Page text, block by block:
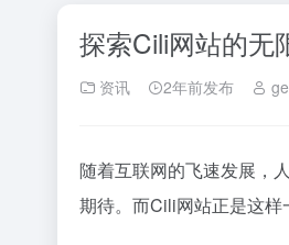
探索Cili网站的无
资讯 2年前发布
随着互联网的飞速发展，
期待。而Cili网站正是这样